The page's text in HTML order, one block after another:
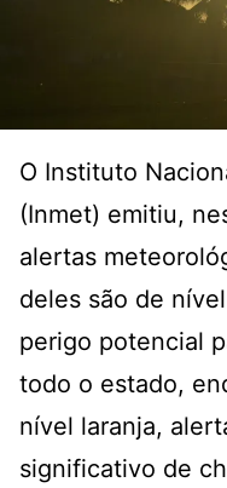
O Instituto
(Inmet) emitiu,
alertas
deles são de
perigo potencial
todo o estado,
nível laranja,
significativo de